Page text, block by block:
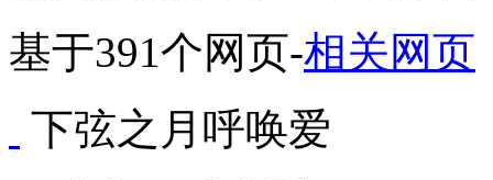
基于391个网页-相关网页
下弦之月呼唤爱